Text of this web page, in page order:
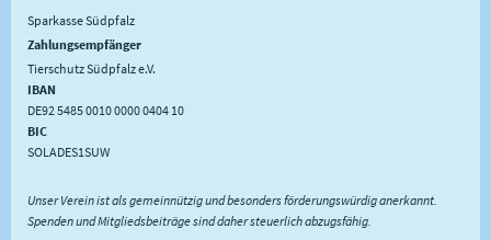
Sparkasse Südpfalz
Zahlungsempfänger
Tierschutz Südpfalz e.V.
IBAN
DE92 5485 0010 0000 0404 10
BIC
SOLADES1SUW
Unser Verein ist als gemeinnützig und besonders förderungswürdig anerkannt.
Spenden und Mitgliedsbeiträge sind daher steuerlich abzugsfähig.